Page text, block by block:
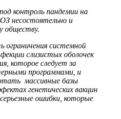
контроль пандемии на
несостоятельно и
обществу.
ограничения системной
слизистых оболочек
которое следует за
программами, и
массивные базы
генетических вакцин
ошибки, которые